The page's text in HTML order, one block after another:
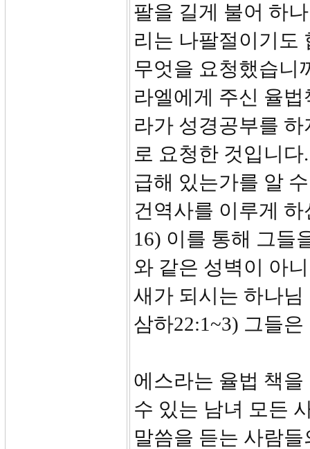
팔을 길게 불어 하
리는 나팔절이기도
무엇을 요청했습니
라엘에게 주신 율
라가 성경공부를
로 요청한 것입니
급해 있는가를 알
건역사를 이루게
16) 이를 통해 그들
와 같은 성벽이 아
새가 되시는 하나
삼하22:1~3) 그들
에스라는 율법 책
수 있는 남녀 모든
말씀을 듣는 사람